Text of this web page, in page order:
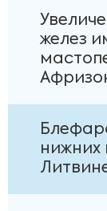
желез
нижних